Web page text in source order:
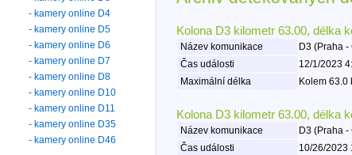
Kolona D3 kilometr 63.00, délka
Název komunikace D3 (Praha
Čas události
12/1/2023
Maximální délka
Kolem 63.0
Kolona D3 kilometr 63.00, délka
Název komunikace D3 (Praha
Čas události
10/26/2023
- kamery online D4
- kamery online D5
- kamery online D6
- kamery online D7
- kamery online D8
- kamery online D10
- kamery online D11
- kamery online D35
- kamery online D46